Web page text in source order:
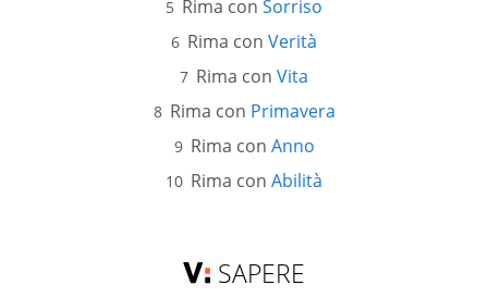
Rima con Sorriso
Rima con Verità
Rima con Vita
Rima con Primavera
Rima con Anno
Rima con Abilità
SAPERE